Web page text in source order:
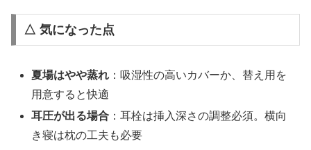
△ 気になった点
夏場はやや蒸れ ：吸湿性の高いカバーか、替え用を
用意すると快適
耳圧が出る場合 ：耳栓は挿入深さの調整必須。横向
き寝は枕の工夫も必要